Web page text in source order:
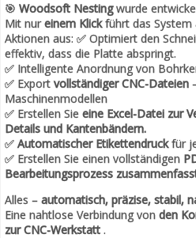
🎯 Woodsoft Nestingwurde
Mit nureinem Klickführt das System
Aktionen aus: ✅ Optimiert den
effektiv, dass die Platte abspringt.
✅ Intelligente Anordnung von
✅ Exportvollständiger CNC-Dateien
Maschinenmodellen
✅ Erstellen Sie eine Excel-Datei zur
Details und Kantenbändern.
✅Automatischer Etikettendruckfür
✅ Erstellen Sie einen vollständigen
Bearbeitungsprozess
Alles – automatisch, präzise, stabil,
Eine nahtlose Verbindung von den
zur CNC-Werkstatt .